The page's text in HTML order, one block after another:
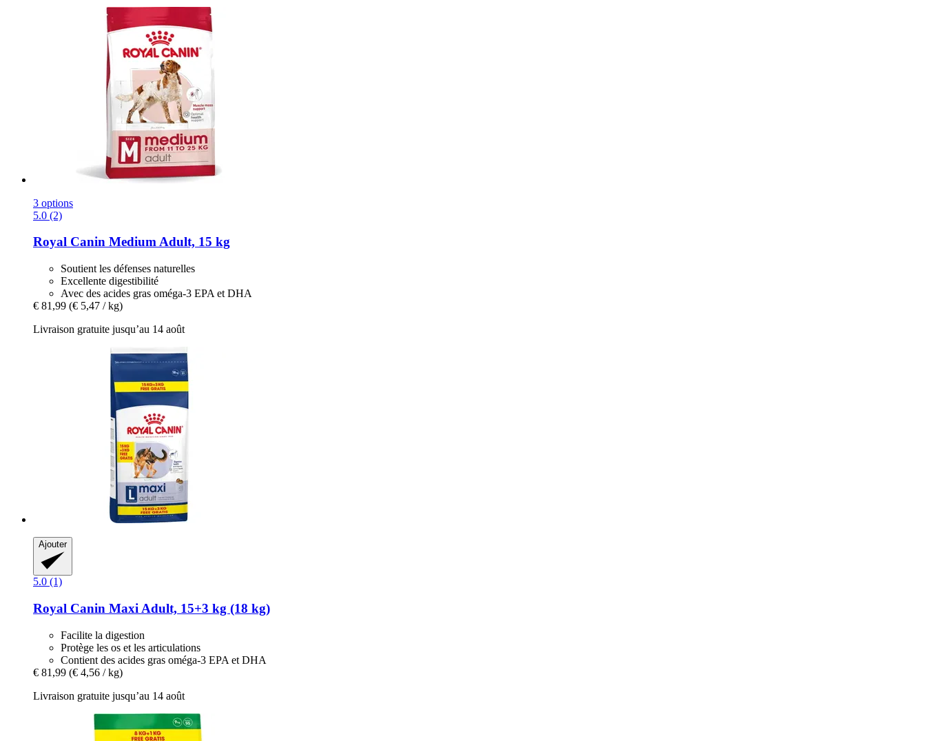
3 options
5.0 (2)
Royal Canin Medium Adult, 15 kg
Soutient les défenses naturelles
Excellente digestibilité
Avec des acides gras oméga-3 EPA et DHA
€ 81,99 (€ 5,47 / kg)
Livraison gratuite jusqu’au 14 août
Ajouter
5.0 (1)
Royal Canin Maxi Adult, 15+3 kg (18 kg)
Facilite la digestion
Protège les os et les articulations
Contient des acides gras oméga-3 EPA et DHA
€ 81,99 (€ 4,56 / kg)
Livraison gratuite jusqu’au 14 août